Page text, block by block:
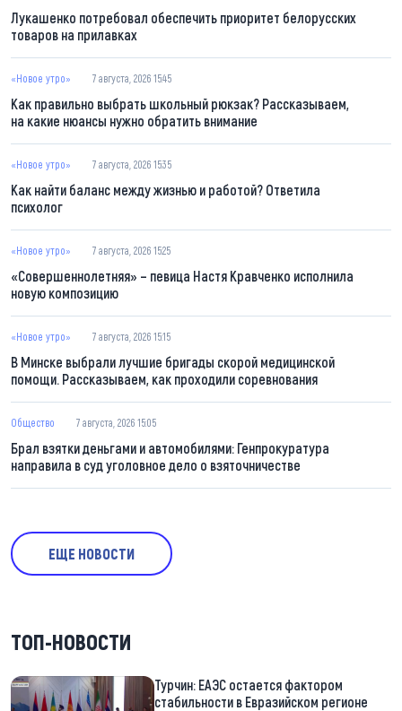
Лукашенко потребовал обеспечить приоритет белорусских
товаров на прилавках
«Новое утро» 7 августа, 2026 15:45
Как правильно выбрать школьный рюкзак? Рассказываем,
на какие нюансы нужно обратить внимание
«Новое утро» 7 августа, 2026 15:35
Как найти баланс между жизнью и работой? Ответила
психолог
«Новое утро» 7 августа, 2026 15:25
«Совершеннолетняя» – певица Настя Кравченко исполнила
новую композицию
«Новое утро» 7 августа, 2026 15:15
В Минске выбрали лучшие бригады скорой медицинской
помощи. Рассказываем, как проходили соревнования
Общество 7 августа, 2026 15:05
Брал взятки деньгами и автомобилями: Генпрокуратура
направила в суд уголовное дело о взяточничестве
ЕЩЕ НОВОСТИ
ТОП-НОВОСТИ
Турчин: ЕАЭС остается фактором
стабильности в Евразийском регионе